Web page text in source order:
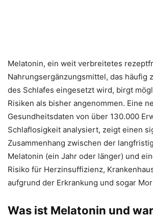
Melatonin, ein weit verbreitetes
Nahrungsergänzungsmittel, das häufig
des Schlafes eingesetzt wird, birgt
Risiken als bisher angenommen. Eine
Gesundheitsdaten von über 130.000
Schlaflosigkeit analysiert, zeigt einen
Zusammenhang zwischen der
Melatonin (ein Jahr oder länger) und
Risiko für Herzinsuffizienz,
aufgrund der Erkrankung und sogar
Was ist Melatonin und